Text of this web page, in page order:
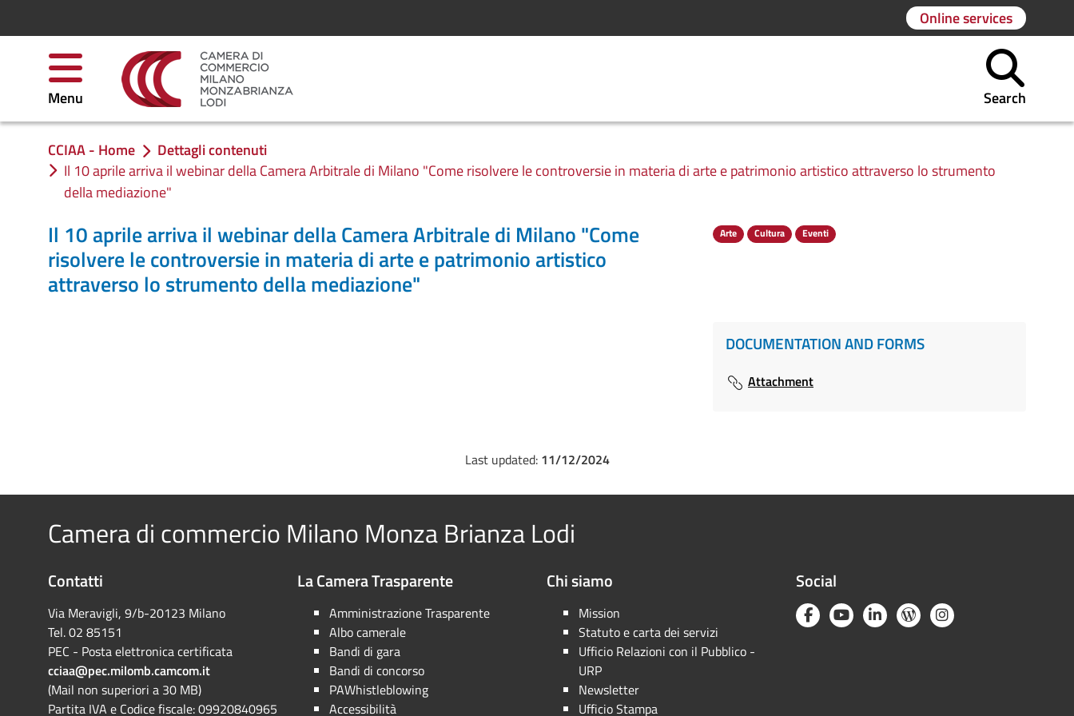
Online services
Menu Search
You are in:
CCIAA - Home
Dettagli contenuti
Il 10 aprile arriva il webinar della Camera Arbitrale di Milano "Come risolvere le controversie in materia di arte e patrimonio artistico attraverso lo strumento
della mediazione"
Il 10 aprile arriva il webinar della Camera Arbitrale di Milano "Come
risolvere le controversie in materia di arte e patrimonio artistico
attraverso lo strumento della mediazione"
Arte Cultura Eventi
DOCUMENTATION AND FORMS
Attachment
Last updated: 11/12/2024
Camera di commercio Milano Monza Brianza Lodi
Contatti
Via Meravigli, 9/b-20123 Milano
Tel. 02 85151
PEC - Posta elettronica certificata
cciaa@pec.milomb.camcom.it
(Mail non superiori a 30 MB)
Partita IVA e Codice fiscale: 09920840965
La Camera Trasparente
Amministrazione Trasparente
Albo camerale
Bandi di gara
Bandi di concorso
PAWhistleblowing
Accessibilità
Chi siamo
Mission
Statuto e carta dei servizi
Ufficio Relazioni con il Pubblico -
URP
Newsletter
Ufficio Stampa
Social